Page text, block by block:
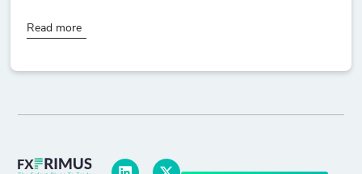
Read more